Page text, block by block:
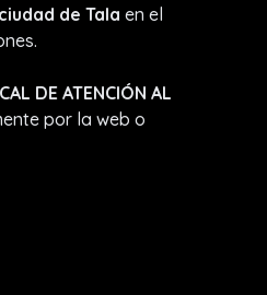
ciudad de Tala en el
DE ATENCIÓN AL
por la web o